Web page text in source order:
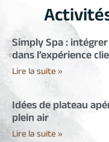
Simply Spa :
dans l’expérience
Lire la suite »
Idées de plateau
plein air
Lire la suite »